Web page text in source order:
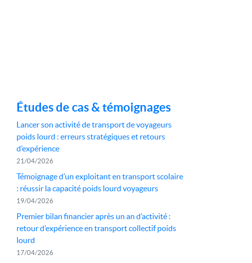
Études de cas & témoignages
Lancer son activité de transport de voyageurs
poids lourd : erreurs stratégiques et retours
d’expérience
21/04/2026
Témoignage d’un exploitant en transport scolaire
: réussir la capacité poids lourd voyageurs
19/04/2026
Premier bilan financier après un an d’activité :
retour d’expérience en transport collectif poids
lourd
17/04/2026